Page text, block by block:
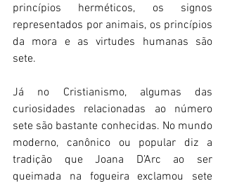
princípios herméticos, os signos
representados por animais, os princípios
da mora e as virtudes humanas são
sete.
Já no Cristianismo, algumas das
curiosidades relacionadas ao número
sete são bastante conhecidas. No mundo
moderno, canônico ou popular diz a
tradição que Joana D’Arc ao ser
queimada na fogueira exclamou sete